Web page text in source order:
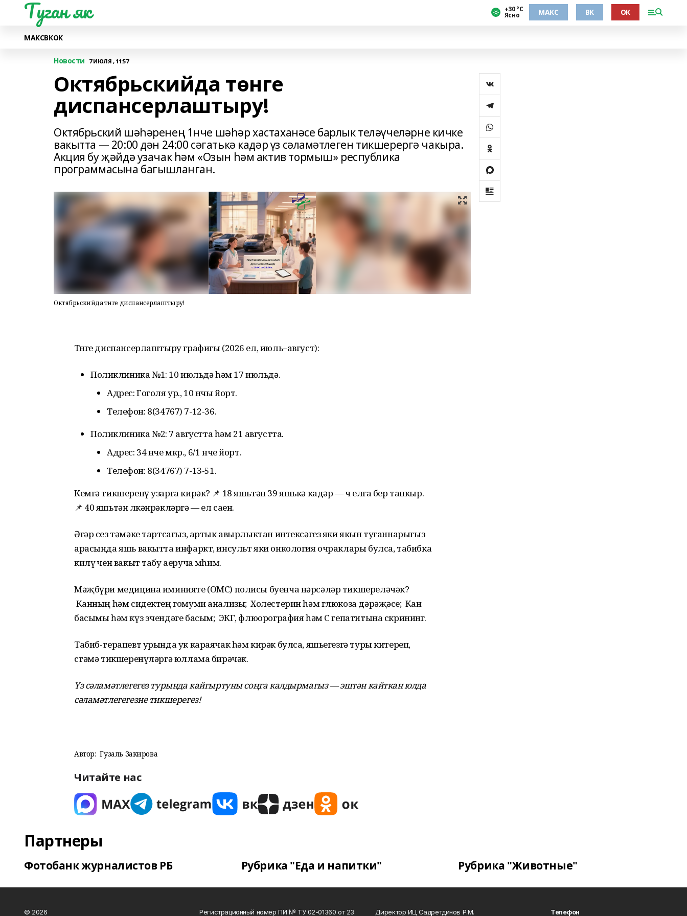
Туган як +30 °С
Ясно МАКС ВК ОК
МАКСВКОК
Новости 7 ИЮЛЯ , 11:57
Октябрьскийда төнге
диспансерлаштыру!
Октябрьский шәһәренең 1нче шәһәр хастаханәсе барлык теләүчеләрне кичке
вакытта — 20:00 дән 24:00 сәгатькә кадәр үз сәламәтлеген тикшерергә чакыра.
Акция бу җәйдә узачак һәм «Озын һәм актив тормыш» республика
программасына багышланган.
Октябрьскийда төнге диспансерлаштыру!
Төнге диспансерлаштыру графигы (2026 ел, июль–август):
Поликлиника №1: 10 июльдә һәм 17 июльдә.
Адрес: Гоголя ур., 10 нчы йорт.
Телефон: 8(34767) 7-12-36.
Поликлиника №2: 7 августта һәм 21 августта.
Адрес: 34 нче мкр., 6/1 нче йорт.
Телефон: 8(34767) 7-13-51.
Кемгә тикшеренү узарга кирәк? 📌 18 яшьтән 39 яшькә кадәр — өч елга бер тапкыр.
📌 40 яшьтән өлкәнрәкләргә — ел саен.
Әгәр сез тәмәке тартсагыз, артык авырлыктан интексәгез яки якын туганнарыгыз
арасында яшь вакытта инфаркт, инсульт яки онкология очраклары булса, табибка
килү өчен вакыт табу аеруча мөһим.
Мәҗбүри медицина иминияте (ОМС) полисы буенча нәрсәләр тикшереләчәк?
Канның һәм сидектең гомуми анализы; Холестерин һәм глюкоза дәрәҗәсе; Кан
басымы һәм күз эчендәге басым; ЭКГ, флюорография һәм С гепатитына скрининг.
Табиб-терапевт урында ук караячак һәм кирәк булса, яшьегезгә туры китереп,
өстәмә тикшеренүләргә юллама бирәчәк.
Үз сәламәтлегегез турында кайгыртуны соңга калдырмагыз — эштән кайткан юлда
сәламәтлегегезне тикшерегез!
Автор: Гузаль Закирова
Читайте нас
Партнеры
Фотобанк журналистов РБ Рубрика "Еда и напитки" Рубрика "Животные"
© 2026
Регистрационный номер ПИ № ТУ 02-01360 от 23
Директор ИЦ Садретдинов Р.М.
Телефон